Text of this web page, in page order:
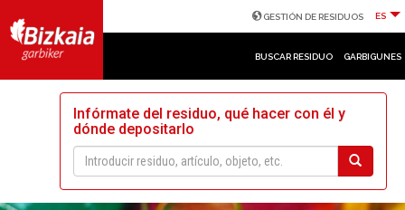
GESTIÓN DE RESIDUOS ES
BUSCAR RESIDUO GARBIGUNES
Infórmate del residuo, qué hacer con él y
dónde depositarlo